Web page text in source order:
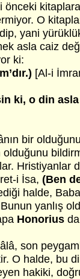
önceki
O
yani
asla caiz
ki:
[Al-i
ki, o din
bir
Hristiyanlar
i İsa, (Ben
halde,
yanlış
Honorius
son
O halde, bu
hakiki,